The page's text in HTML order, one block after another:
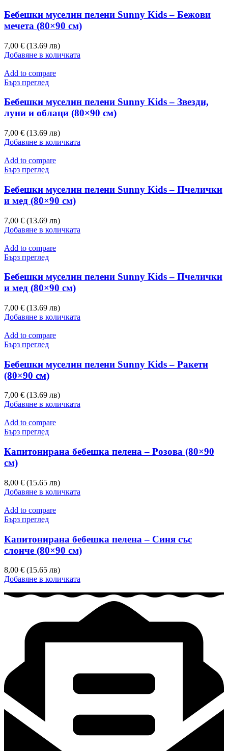
Бебешки муселин пелени Sunny Kids – Бежови
мечета (80×90 см)
7,00 € (13.69 лв)
Добавяне в количката
Add to compare
Бърз преглед
Бебешки муселин пелени Sunny Kids – Звезди,
луни и облаци (80×90 см)
7,00 € (13.69 лв)
Добавяне в количката
Add to compare
Бърз преглед
Бебешки муселин пелени Sunny Kids – Пчелички
и мед (80×90 см)
7,00 € (13.69 лв)
Добавяне в количката
Add to compare
Бърз преглед
Бебешки муселин пелени Sunny Kids – Пчелички
и мед (80×90 см)
7,00 € (13.69 лв)
Добавяне в количката
Add to compare
Бърз преглед
Бебешки муселин пелени Sunny Kids – Ракети
(80×90 см)
7,00 € (13.69 лв)
Добавяне в количката
Add to compare
Бърз преглед
Капитонирана бебешка пелена – Розова (80×90
см)
8,00 € (15.65 лв)
Добавяне в количката
Add to compare
Бърз преглед
Капитонирана бебешка пелена – Синя със
слонче (80×90 см)
8,00 € (15.65 лв)
Добавяне в количката